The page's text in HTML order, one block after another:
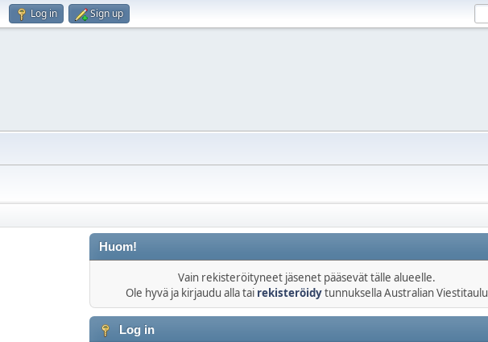
Log in Sign up
Huom!
Vain rekisteröityneet jäsenet pääsevät tälle alueelle.
Ole hyvä ja kirjaudu alla tai rekisteröidytunnuksella Australian Viestitaulu
Log in